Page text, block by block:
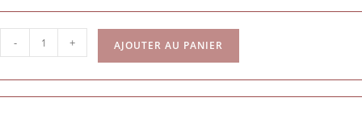
- + AJOUTER AU PANIER